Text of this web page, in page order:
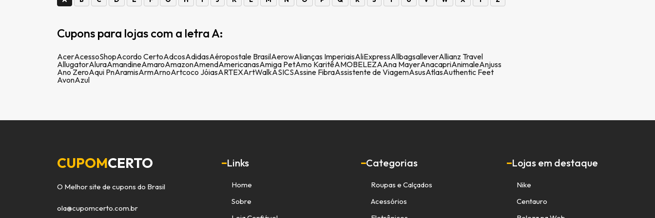
Cupons para lojas com a letra A:
AcerAcessoShopAcordo CertoAdcosAdidasAéropostale BrasilAerowAlianças ImperiaisAliExpressAllbagsalleverAllianz Travel
AllugatorAluraAmandineAmaroAmazonAmendAmericanasAmiga PetAmo KaritêAMOBELEZAAna MayerAnacapriAnimaleAnjuss
Ano ZeroAqui PnAramisArmArnoArtcoco JóiasARTEXArtWalkASICSAssine FibraAssistente de ViagemAsusAtlasAuthentic Feet
AvonAzul
CUPOMCERTO
O Melhor site de cupons do Brasil
ola@cupomcerto.com.br
Links
Home
Sobre
Categorias
Roupas e Calçados
Acessórios
Lojas em destaque
Nike
Centauro